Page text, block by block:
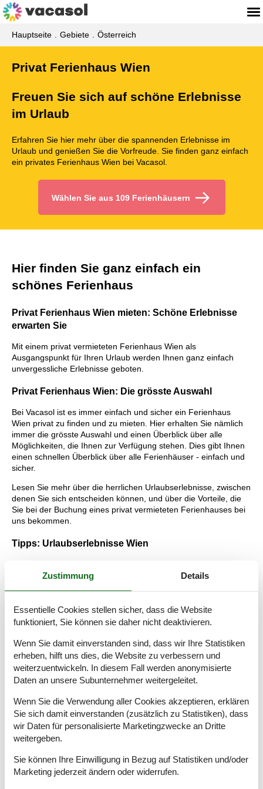
Hauptseite Gebiete Österreich
Privat Ferienhaus Wien
Freuen Sie sich auf schöne Erlebnisse
im Urlaub
Erfahren Sie hier mehr über die spannenden Erlebnisse im
Urlaub und genießen Sie die Vorfreude. Sie finden ganz einfach
ein privates Ferienhaus Wien bei Vacasol.
Wählen Sie aus 109 Ferienhäusern
Hier finden Sie ganz einfach ein
schönes Ferienhaus
Privat Ferienhaus Wien mieten: Schöne Erlebnisse
erwarten Sie
Mit einem privat vermieteten Ferienhaus Wien als
Ausgangspunkt für Ihren Urlaub werden Ihnen ganz einfach
unvergessliche Erlebnisse geboten.
Privat Ferienhaus Wien: Die grösste Auswahl
Bei Vacasol ist es immer einfach und sicher ein Ferienhaus
Wien privat zu finden und zu mieten. Hier erhalten Sie nämlich
immer die grösste Auswahl und einen Überblick über alle
Möglichkeiten, die Ihnen zur Verfügung stehen. Dies gibt Ihnen
einen schnellen Überblick über alle Ferienhäuser - einfach und
sicher.
Lesen Sie mehr über die herrlichen Urlaubserlebnisse, zwischen
denen Sie sich entscheiden können, und über die Vorteile, die
Sie bei der Buchung eines privat vermieteten Ferienhauses bei
uns bekommen.
Tipps: Urlaubserlebnisse Wien
Gigantische und imposante historische Gebäude und moderne
gibt es jede Menge zu sehen und zu bewundern. Vollendet
werden die Eindrücke von der hübschen Donau und den vielen
zu bieten, und die meisten kulturellen Angebote haben auch
eine kinderfreundliche Version.
Wiens einstige große Epoche lässt sich deutlich an den vielen
hübschen Gebäuden der Stadt ablesen, z. B. am Stephansdom
weltweit die einzige mit Europas ältester gezüchteter
Pferderasse, den hübschen weißen Lipizzanern. Die Pferde
präsentieren u. a. ein „Ballett für weiße Hengste". Eins der
besten naturhistorischen Museen der Welt befindet sich in Wien.
Dinosauriereiern des Museums ganz begeistert. In Wien gibt es
insgesamt richtig viele interessante Dinge für Kinder, u. a. das
Zustimmung Details
Essentielle Cookies stellen sicher, dass die Website
funktioniert, Sie können sie daher nicht deaktivieren.
Wenn Sie damit einverstanden sind, dass wir Ihre Statistiken
erheben, hilft uns dies, die Website zu verbessern und
weiterzuentwickeln. In diesem Fall werden anonymisierte
Daten an unsere Subunternehmer weitergeleitet.
Wenn Sie die Verwendung aller Cookies akzeptieren, erklären
Sie sich damit einverstanden (zusätzlich zu Statistiken), dass
wir Daten für personalisierte Marketingzwecke an Dritte
weitergeben.
Sie können Ihre Einwilligung in Bezug auf Statistiken und/oder
Marketing jederzeit ändern oder widerrufen.